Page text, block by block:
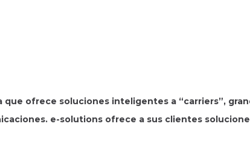
que ofrece soluciones inteligentes a “carriers”,
e-solutions ofrece a sus clientes